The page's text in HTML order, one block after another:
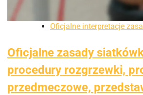
Oficjalne interpretacje
Oficjalne zasady
procedury rozgrzewki,
przedmeczowe,